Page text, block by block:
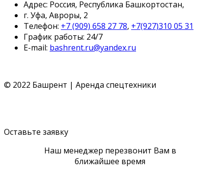
Адрес: Россия, Республика Башкортостан,
г. Уфа, Авроры, 2
Телефон: +7 (909) 658 27 78, +7(927)310 05 31
График работы: 24/7
E-mail: bashrent.ru@yandex.ru
© 2022 Башрент | Аренда спецтехники
Оставьте заявку
Наш менеджер перезвонит Вам в
ближайшее время